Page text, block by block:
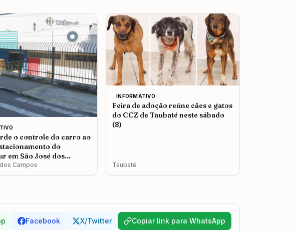
o controle do carro ao
do
em São José dos
Campos
INFORMATIVO
Feira de adoção reúne cães e gatos
do CCZ de Taubaté neste sábado
(8)
Taubaté
Facebook X/Twitter Copiar link para WhatsApp